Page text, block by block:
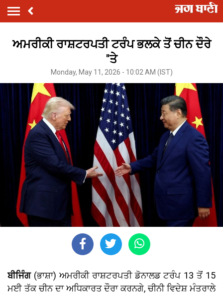
ਅਮਰੀਕੀ ਰਾਸ਼ਟਰਪਤੀ ਟਰੰਪ ਭਲਕੇ ਤੋਂ ਚੀਨ ਦੌਰੇ
''ਤੇ
Monday, May 11, 2026 - 10:02 AM (IST)
ਬੀਜਿੰਗ (ਭਾਸ਼ਾ) ਅਮਰੀਕੀ ਰਾਸ਼ਟਰਪਤੀ ਡੋਨਾਲਡ ਟਰੰਪ 13 ਤੋਂ 15
ਮਈ ਤੱਕ ਚੀਨ ਦਾ ਅਧਿਕਾਰਤ ਦੌਰਾ ਕਰਨਗੇ, ਚੀਨੀ ਵਿਦੇਸ਼ ਮੰਤਰਾਲੇ